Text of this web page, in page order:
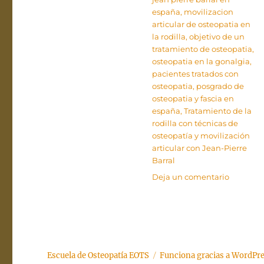
españa, movilizacion
articular de osteopatia en
la rodilla, objetivo de un
tratamiento de osteopatia,
osteopatia en la gonalgia,
pacientes tratados con
osteopatia, posgrado de
osteopatia y fascia en
españa, Tratamiento de la
rodilla con técnicas de
osteopatía y movilización
articular con Jean-Pierre
Barral
Deja un comentarioen
técnicas
Escuela de Osteopatía EOTS Funciona gracias a